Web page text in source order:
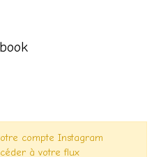
compte Instagram
à votre flux